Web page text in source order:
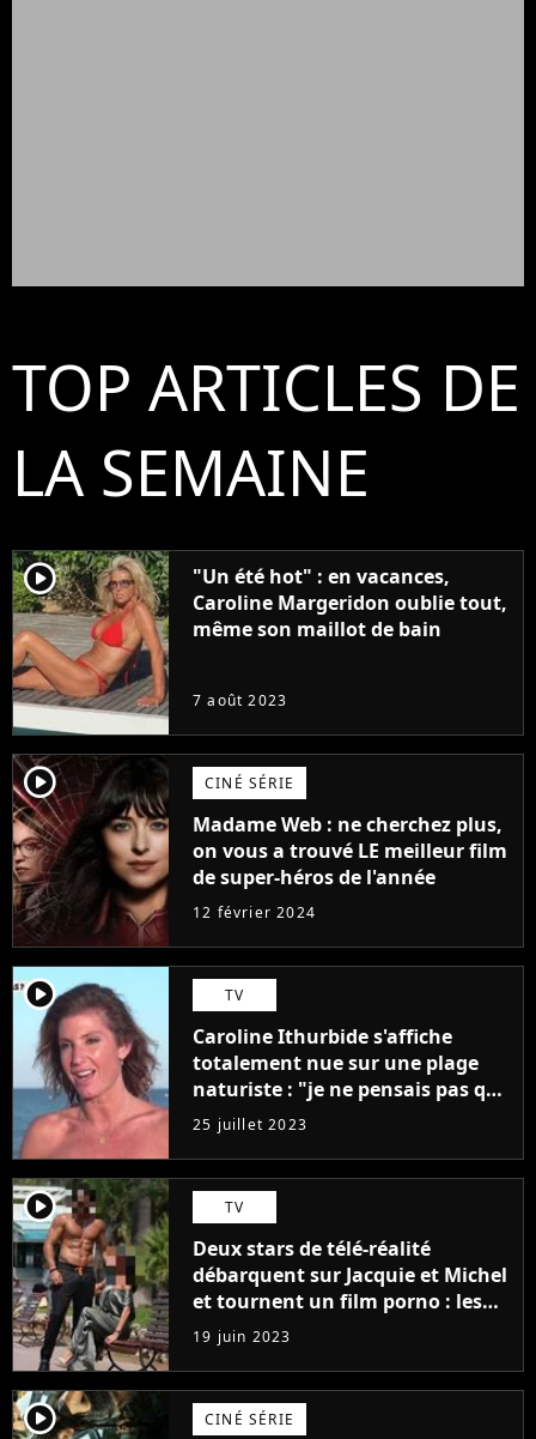
TOP ARTICLES DE
LA SEMAINE
player2
"Un été hot" : en vacances,
Caroline Margeridon oublie tout,
même son maillot de bain
7 août 2023
player2 CINÉ SÉRIE
Madame Web : ne cherchez plus,
on vous a trouvé LE meilleur film
de super-héros de l'année
12 février 2024
player2 TV
Caroline Ithurbide s'affiche
totalement nue sur une plage
naturiste : "je ne pensais pas que
j'arriverais à le faire..."
25 juillet 2023
player2 TV
Deux stars de télé-réalité
débarquent sur Jacquie et Michel
et tournent un film porno : les
premières images du tournage
(exclu)
19 juin 2023
player2 CINÉ SÉRIE